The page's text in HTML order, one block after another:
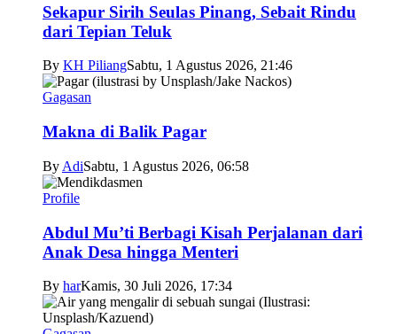
Sekapur Sirih Seulas Pinang, Sebait Rindu
dari Tepian Teluk
By KH PiliangSabtu, 1 Agustus 2026, 21:46
Gagasan
Makna di Balik Pagar
By AdiSabtu, 1 Agustus 2026, 06:58
Profile
Abdul Mu’ti Berbagi Kisah Perjalanan dari
Anak Desa hingga Menteri
By harKamis, 30 Juli 2026, 17:34